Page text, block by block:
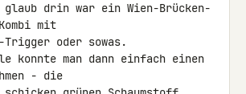
drin war ein Wien-Brücken-
mit
Trigger oder sowas.
konnte man dann einfach einen
- die